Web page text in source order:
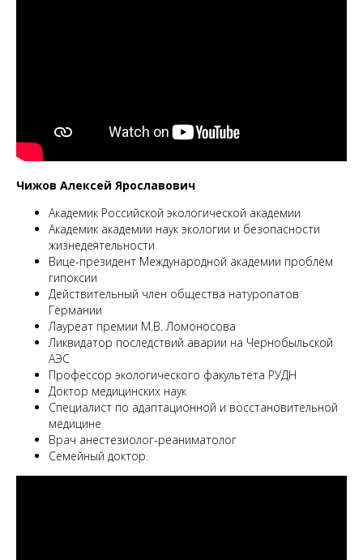
Чижов Алексей Ярославович
Академик Российской экологической академии
Академик академии наук экологии и безопасности
жизнедеятельности
Вице-президент Международной академии проблем
гипоксии
Действительный член общества натуропатов
Германии
Лауреат премии М.В. Ломоносова
Ликвидатор последствий аварии на Чернобыльской
АЭС
Профессор экологического факультета РУДН
Доктор медицинских наук
Специалист по адаптационной и восстановительной
медицине
Врач анестезиолог-реаниматолог
Семейный доктор.